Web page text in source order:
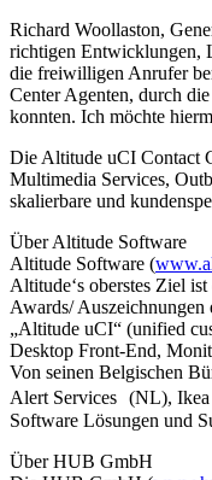
Richard Woollaston,
richtigen Entwicklungen,
die freiwilligen Anrufer
Center Agenten, durch
konnten. Ich möchte
Die Altitude uCI Contact
Multimedia Services,
skalierbare und
Über Altitude Software
Altitude Software (
Altitude‘s oberstes Ziel
Awards/ Auszeichnungen
„Altitude uCI“ (unified
Desktop Front-End,
Von seinen Belgischen
Alert Services (NL), Ikea
Software Lösungen und
Über HUB GmbH